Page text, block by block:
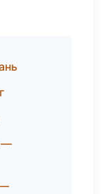
—